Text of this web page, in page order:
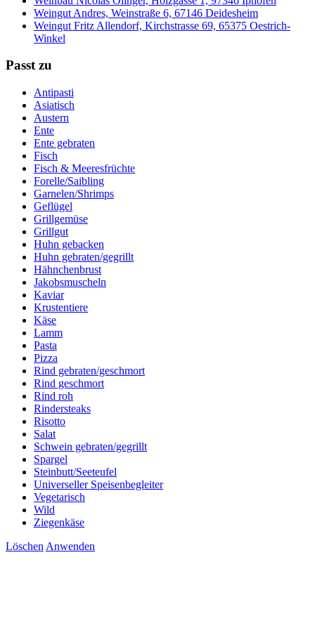
Weingut Andres, Weinstraße 6, 67146 Deidesheim
Weingut Fritz Allendorf, Kirchstrasse 69, 65375 Oestrich-
Winkel
Passt zu
Antipasti
Asiatisch
Austern
Ente
Ente gebraten
Fisch
Fisch & Meeresfrüchte
Forelle/Saibling
Garnelen/Shrimps
Geflügel
Grillgemüse
Grillgut
Huhn gebacken
Huhn gebraten/gegrillt
Hähnchenbrust
Jakobsmuscheln
Kaviar
Krustentiere
Käse
Lamm
Pasta
Pizza
Rind gebraten/geschmort
Rind geschmort
Rind roh
Rindersteaks
Risotto
Salat
Schwein gebraten/gegrillt
Spargel
Steinbutt/Seeteufel
Universeller Speisenbegleiter
Vegetarisch
Wild
Ziegenkäse
Löschen Anwenden